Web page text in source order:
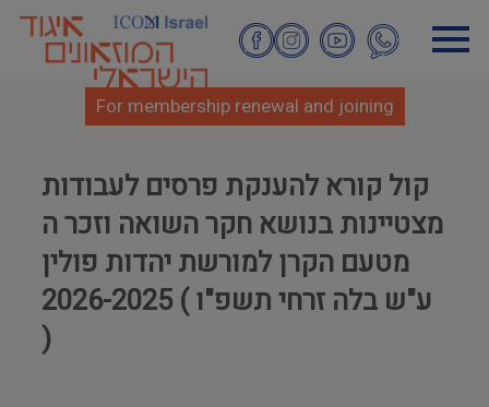
Skip
For membership renewal and joining
קול קורא להענקת פרסים לעבודות
מצטיינות בנושא חקר השואה וזכר ה
מטעם הקרן למורשת יהדות פולין
ע"ש בלה זרחי תשפ"ו ) 2026-2025
)